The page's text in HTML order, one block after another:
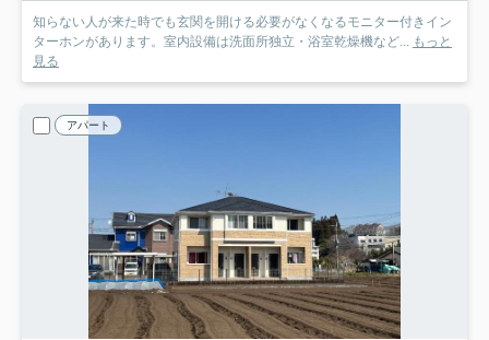
知らない人が来た時でも玄関を開ける必要がなくなるモニター付きイン
ターホンがあります。室内設備は洗面所独立・浴室乾燥機など...
もっと
見る
アパート